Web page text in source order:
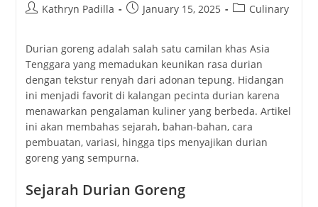
PostKathryn Padilla
PostJanuary 15, 2025
PostCulinary
Durian goreng adalah salah satu camilan khas Asia
Tenggara yang memadukan keunikan rasa durian
dengan tekstur renyah dari adonan tepung. Hidangan
ini menjadi favorit di kalangan pecinta durian karena
menawarkan pengalaman kuliner yang berbeda. Artikel
ini akan membahas sejarah, bahan-bahan, cara
pembuatan, variasi, hingga tips menyajikan durian
goreng yang sempurna.
Sejarah Durian Goreng